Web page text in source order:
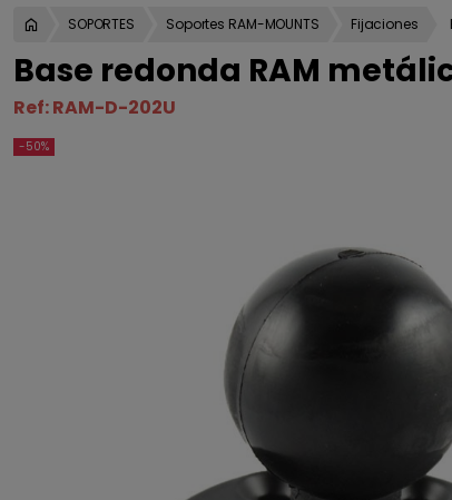
SOPORTES Soportes RAM-MOUNTS Fijaciones
Base redonda RAM
Ref:RAM-D-202U
-50%